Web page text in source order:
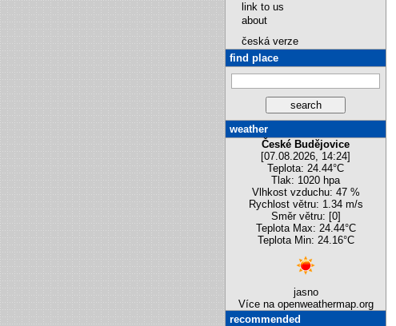
link to us
about
česká verze
find place
weather
České Budějovice
[07.08.2026, 14:24]
Teplota: 24.44°C
Tlak: 1020 hpa
Vlhkost vzduchu: 47 %
Rychlost větru: 1.34 m/s
Směr větru: [0]
Teplota Max: 24.44°C
Teplota Min: 24.16°C
jasno
Více na openweathermap.org
recommended